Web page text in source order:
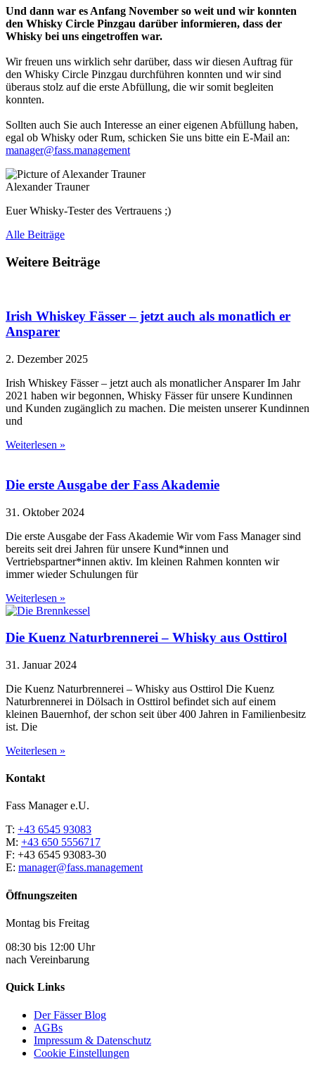
Und dann war es Anfang November so weit und wir konnten
den Whisky Circle Pinzgau darüber informieren, dass der
Whisky bei uns eingetroffen war.
Wir freuen uns wirklich sehr darüber, dass wir diesen Auftrag für
den Whisky Circle Pinzgau durchführen konnten und wir sind
überaus stolz auf die erste Abfüllung, die wir somit begleiten
konnten.
Sollten auch Sie auch Interesse an einer eigenen Abfüllung haben,
egal ob Whisky oder Rum, schicken Sie uns bitte ein E-Mail an:
manager@fass.management
Alexander Trauner
Euer Whisky-Tester des Vertrauens ;)
Alle Beiträge
Weitere Beiträge
Irish Whiskey Fässer – jetzt auch als monatlich er
Ansparer
2. Dezember 2025
Irish Whiskey Fässer – jetzt auch als monatlicher Ansparer Im Jahr
2021 haben wir begonnen, Whisky Fässer für unsere Kundinnen
und Kunden zugänglich zu machen. Die meisten unserer Kundinnen
und
Weiterlesen »
Die erste Ausgabe der Fass Akademie
31. Oktober 2024
Die erste Ausgabe der Fass Akademie Wir vom Fass Manager sind
bereits seit drei Jahren für unsere Kund*innen und
Vertriebspartner*innen aktiv. Im kleinen Rahmen konnten wir
immer wieder Schulungen für
Weiterlesen »
Die Kuenz Naturbrennerei – Whisky aus Osttirol
31. Januar 2024
Die Kuenz Naturbrennerei – Whisky aus Osttirol Die Kuenz
Naturbrennerei in Dölsach in Osttirol befindet sich auf einem
kleinen Bauernhof, der schon seit über 400 Jahren in Familienbesitz
ist. Die
Weiterlesen »
Kontakt
Fass Manager e.U.
T: +43 6545 93083
M: +43 650 5556717
F: +43 6545 93083-30
E: manager@fass.management
Öffnungszeiten
Montag bis Freitag
08:30 bis 12:00 Uhr
nach Vereinbarung
Quick Links
Der Fässer Blog
AGBs
Impressum & Datenschutz
Cookie Einstellungen